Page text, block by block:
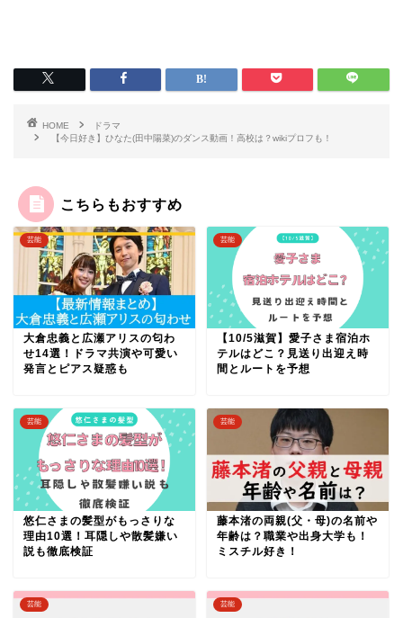
HOME
ドラマ
【今日好き】ひなた(田中陽菜)のダンス動画！高校は？wikiプロフも！
こちらもおすすめ
芸能
大倉忠義と広瀬アリスの匂わ
せ14選！ドラマ共演や可愛い
発言とピアス疑惑も
芸能
【10/5滋賀】愛子さま宿泊ホ
テルはどこ？見送り出迎え時
間とルートを予想
芸能
悠仁さまの髪型がもっさりな
理由10選！耳隠しや散髪嫌い
説も徹底検証
芸能
藤本渚の両親(父・母)の名前や
年齢は？職業や出身大学も！
ミスチル好き！
芸能 芸能